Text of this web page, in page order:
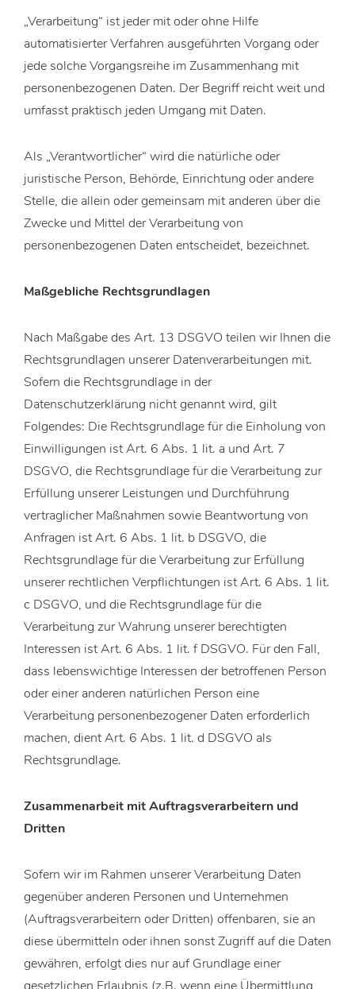
„Verarbeitung“ ist jeder mit oder ohne Hilfe
automatisierter Verfahren ausgeführten Vorgang oder
jede solche Vorgangsreihe im Zusammenhang mit
personenbezogenen Daten. Der Begriff reicht weit und
umfasst praktisch jeden Umgang mit Daten.
Als „Verantwortlicher“ wird die natürliche oder
juristische Person, Behörde, Einrichtung oder andere
Stelle, die allein oder gemeinsam mit anderen über die
Zwecke und Mittel der Verarbeitung von
personenbezogenen Daten entscheidet, bezeichnet.
Maßgebliche Rechtsgrundlagen
Nach Maßgabe des Art. 13 DSGVO teilen wir Ihnen die
Rechtsgrundlagen unserer Datenverarbeitungen mit.
Sofern die Rechtsgrundlage in der
Datenschutzerklärung nicht genannt wird, gilt
Folgendes: Die Rechtsgrundlage für die Einholung von
Einwilligungen ist Art. 6 Abs. 1 lit. a und Art. 7
DSGVO, die Rechtsgrundlage für die Verarbeitung zur
Erfüllung unserer Leistungen und Durchführung
vertraglicher Maßnahmen sowie Beantwortung von
Anfragen ist Art. 6 Abs. 1 lit. b DSGVO, die
Rechtsgrundlage für die Verarbeitung zur Erfüllung
unserer rechtlichen Verpflichtungen ist Art. 6 Abs. 1 lit.
c DSGVO, und die Rechtsgrundlage für die
Verarbeitung zur Wahrung unserer berechtigten
Interessen ist Art. 6 Abs. 1 lit. f DSGVO. Für den Fall,
dass lebenswichtige Interessen der betroffenen Person
oder einer anderen natürlichen Person eine
Verarbeitung personenbezogener Daten erforderlich
machen, dient Art. 6 Abs. 1 lit. d DSGVO als
Rechtsgrundlage.
Zusammenarbeit mit Auftragsverarbeitern und
Dritten
Sofern wir im Rahmen unserer Verarbeitung Daten
gegenüber anderen Personen und Unternehmen
(Auftragsverarbeitern oder Dritten) offenbaren, sie an
diese übermitteln oder ihnen sonst Zugriff auf die Daten
gewähren, erfolgt dies nur auf Grundlage einer